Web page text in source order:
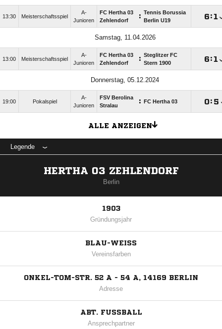
13:30 Meisterschaftsspiel
A-
Junioren
FC Hertha 03
Zehlendorf
: Tennis Borussia
Berlin U19
:
Samstag, 11.04.2026
13:00 Meisterschaftsspiel
A-
Junioren
FC Hertha 03
Zehlendorf
: Steglitzer FC
Stern 1900
:
Donnerstag, 05.12.2024
19:00 Pokalspiel
A-
Junioren
FSV Berolina
Stralau
: FC Hertha 03 : 
ALLE ANZEIGEN
Legende
HERTHA 03 ZEHLENDORF
Berlin
1903
Gründungsjahr
BLAU-WEISS
Vereinsfarben
ONKEL-TOM-STR. 52 A - 54 A, 14169 BERLIN
Adresse
ABT. FUSSBALL
Ansprechpartner